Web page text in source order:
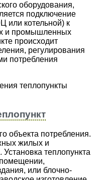
оборудования,
подключение
или котельной) к
и промышленных
происходит
регулирования
потребления
теплопункты
объекта потребления.
жилых и
теплопункта
или блочно-